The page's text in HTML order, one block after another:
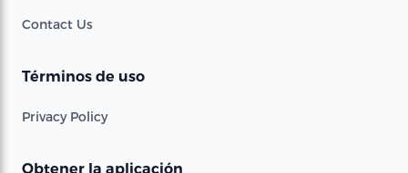
Contact Us
Términos de uso
Privacy Policy
Obtener la aplicación